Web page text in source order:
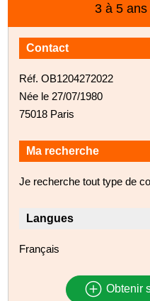
3 à 5
Contact
Réf. OB1204272022
Née le 27/07/1980
75018 Paris
Ma recherche
Je recherche tout type de
Langues
Français
Obtenir